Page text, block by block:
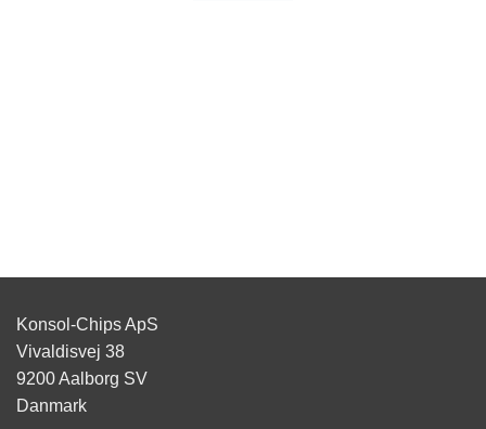
Konsol-Chips ApS
Vivaldisvej 38
9200 Aalborg SV
Danmark